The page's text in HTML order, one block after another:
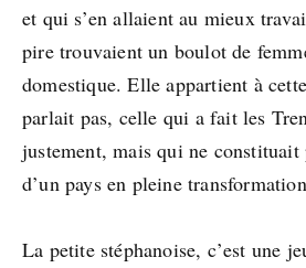
et qui s’en allaient au mieux
pire trouvaient un boulot de
domestique. Elle appartient à
parlait pas, celle qui a fait les
justement, mais qui ne
d’un pays en pleine
La petite stéphanoise, c’est une